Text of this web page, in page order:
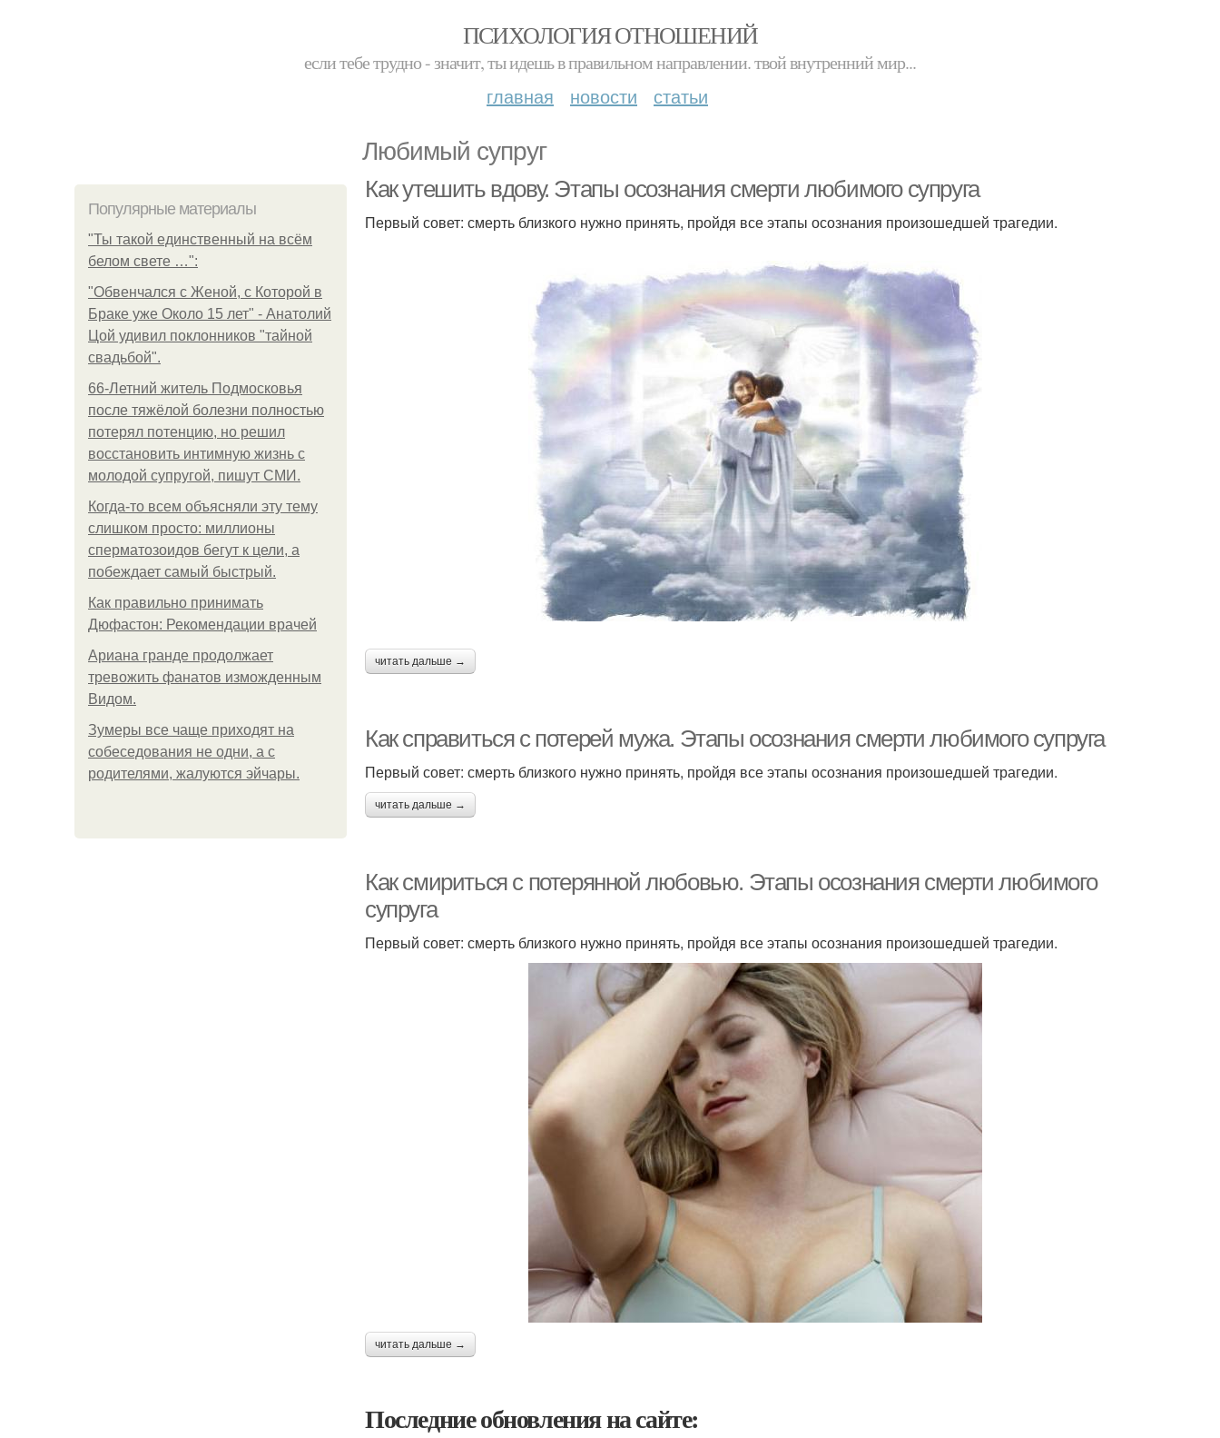
ПСИХОЛОГИЯ ОТНОШЕНИЙ
если тебе трудно - значит, ты идешь в правильном направлении. твой внутренний мир...
главная новости статьи
Любимый супруг
Популярные материалы
"Ты такой единственный на всём
белом свете …":
"Обвенчался с Женой, с Которой в
Браке уже Около 15 лет" - Анатолий
Цой удивил поклонников "тайной
свадьбой".
66-Летний житель Подмосковья
после тяжёлой болезни полностью
потерял потенцию, но решил
восстановить интимную жизнь с
молодой супругой, пишут СМИ.
Когда-то всем объясняли эту тему
слишком просто: миллионы
сперматозоидов бегут к цели, а
побеждает самый быстрый.
Как правильно принимать
Дюфастон: Рекомендации врачей
Ариана гранде продолжает
тревожить фанатов изможденным
Видом.
Зумеры все чаще приходят на
собеседования не одни, а с
родителями, жалуются эйчары.
Как утешить вдову. Этапы осознания смерти любимого супруга
Первый совет: смерть близкого нужно принять, пройдя все этапы осознания произошедшей трагедии.
читать дальше →
Как справиться с потерей мужа. Этапы осознания смерти любимого супруга
Первый совет: смерть близкого нужно принять, пройдя все этапы осознания произошедшей трагедии.
читать дальше →
Как смириться с потерянной любовью. Этапы осознания смерти любимого
супруга
Первый совет: смерть близкого нужно принять, пройдя все этапы осознания произошедшей трагедии.
читать дальше →
Последние обновления на сайте: